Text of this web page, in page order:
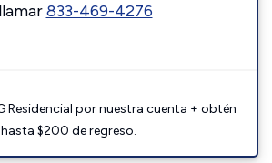
833-469-4276
Residencial por nuestra cuenta + obtén
hasta $200 de regreso.